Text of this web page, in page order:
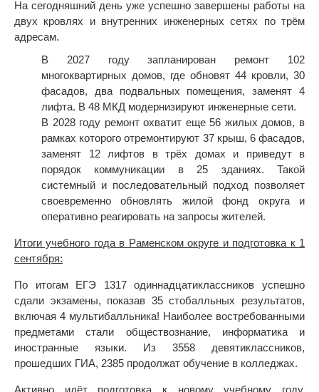
На сегодняшний день уже успешно завершены работы на
двух кровлях и внутренних инженерных сетях по трём
адресам.
В 2027 году запланирован ремонт 102
многоквартирных домов, где обновят 44 кровли, 30
фасадов, два подвальных помещения, заменят 4
лифта. В 48 МКД модернизируют инженерные сети.
В 2028 году ремонт охватит еще 56 жилых домов, в
рамках которого отремонтируют 37 крыш, 6 фасадов,
заменят 12 лифтов в трёх домах и приведут в
порядок коммуникации в 25 зданиях. Такой
системный и последовательный подход позволяет
своевременно обновлять жилой фонд округа и
оперативно реагировать на запросы жителей.
Итоги учебного года в Раменском округе и подготовка к 1
сентября:
По итогам ЕГЭ 1317 одиннадцатиклассников успешно
сдали экзамены, показав 35 стобалльных результатов,
включая 4 мультибалльника! Наиболее востребованными
предметами стали обществознание, информатика и
иностранные языки. Из 3558 девятиклассников,
прошедших ГИА, 2385 продолжат обучение в колледжах.
Активно идёт подготовка к новому учебному году.